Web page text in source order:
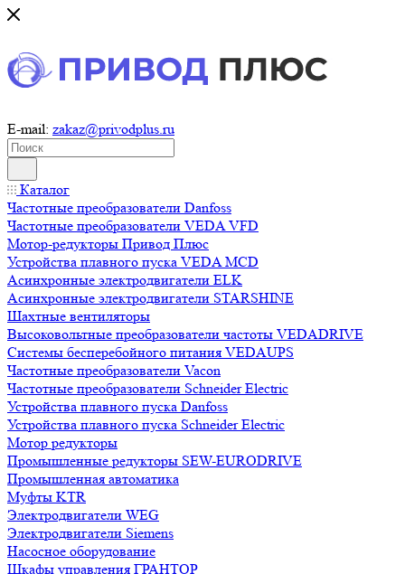
E-mail: zakaz@privodplus.ru
Каталог
Частотные преобразователи Danfoss
Частотные преобразователи VEDA VFD
Мотор-редукторы Привод Плюс
Устройства плавного пуска VEDA MCD
Асинхронные электродвигатели ELK
Асинхронные электродвигатели STARSHINE
Шахтные вентиляторы
Высоковольтные преобразователи частоты VEDADRIVE
Системы бесперебойного питания VEDAUPS
Частотные преобразователи Vacon
Частотные преобразователи Schneider Electric
Устройства плавного пуска Danfoss
Устройства плавного пуска Schneider Electric
Мотор редукторы
Промышленные редукторы SEW-EURODRIVE
Промышленная автоматика
Муфты KTR
Электродвигатели WEG
Электродвигатели Siemens
Насосное оборудование
Шкафы управления ГРАНТОР